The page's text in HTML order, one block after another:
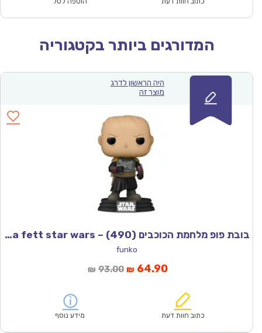
המדורגים ביותר בקטגוריה
היה הראשון לדרג
מוצר זה
בובת פופ מלחמת הכוכבים (490) – Funco POP Boba fett star wars
funko
₪ 93.00המחיר
₪93.00.
₪ 64.90המחיר
הוא:
כתוב חוות דעת מידע נוסף